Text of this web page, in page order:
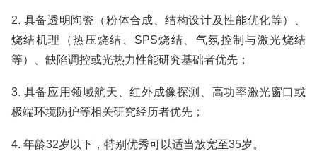
2. 具备透明陶瓷（粉体合成、结构设计及性能优化等）、
烧结机理（热压烧结、SPS烧结、气氛控制与激光烧结
等）、缺陷调控或光热力性能研究基础者优先；
3. 具备应用领域航天、红外成像探测、高功率激光窗口或
极端环境防护等相关研究经历者优先；
4. 年龄32岁以下，特别优秀可以适当放宽至35岁。